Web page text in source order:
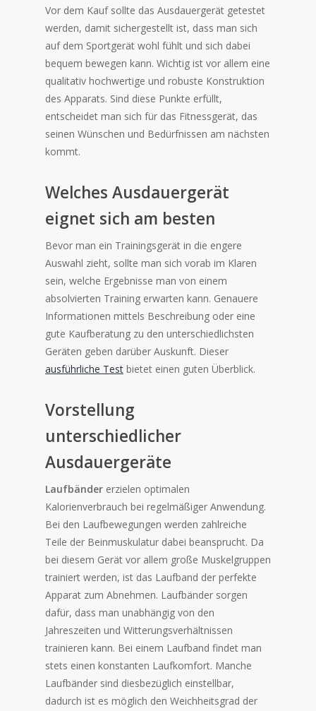
Vor dem Kauf sollte das Ausdauergerät getestet
werden, damit sichergestellt ist, dass man sich
auf dem Sportgerät wohl fühlt und sich dabei
bequem bewegen kann. Wichtig ist vor allem eine
qualitativ hochwertige und robuste Konstruktion
des Apparats. Sind diese Punkte erfüllt,
entscheidet man sich für das Fitnessgerät, das
seinen Wünschen und Bedürfnissen am nächsten
kommt.
Welches Ausdauergerät
eignet sich am besten
Bevor man ein Trainingsgerät in die engere
Auswahl zieht, sollte man sich vorab im Klaren
sein, welche Ergebnisse man von einem
absolvierten Training erwarten kann. Genauere
Informationen mittels Beschreibung oder eine
gute Kaufberatung zu den unterschiedlichsten
Geräten geben darüber Auskunft. Dieser
ausführliche Test bietet einen guten Überblick.
Vorstellung
unterschiedlicher
Ausdauergeräte
Laufbänder erzielen optimalen
Kalorienverbrauch bei regelmäßiger Anwendung.
Bei den Laufbewegungen werden zahlreiche
Teile der Beinmuskulatur dabei beansprucht. Da
bei diesem Gerät vor allem große Muskelgruppen
trainiert werden, ist das Laufband der perfekte
Apparat zum Abnehmen. Laufbänder sorgen
dafür, dass man unabhängig von den
Jahreszeiten und Witterungsverhältnissen
trainieren kann. Bei einem Laufband findet man
stets einen konstanten Laufkomfort. Manche
Laufbänder sind diesbezüglich einstellbar,
dadurch ist es möglich den Weichheitsgrad der